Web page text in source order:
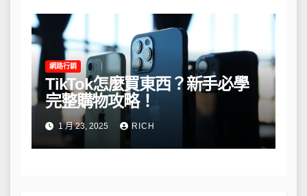
網路行銷
TikTok怎麼買東西？新手必學
完整購物攻略！
1 月 23, 2025 RICH